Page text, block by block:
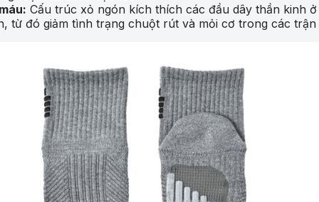
Cấu trúc xỏ ngón kích thích các đầu dây thần kinh
từ đó giảm tình trạng chuột rút và mỏi cơ trong các trận